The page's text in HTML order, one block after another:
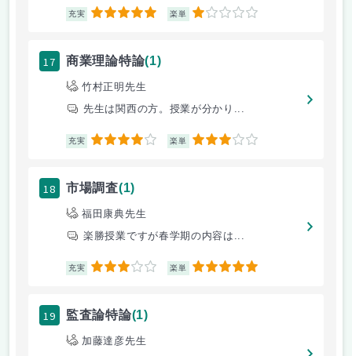
充実 5 楽単 1
17 商業理論特論(1)
竹村正明先生
先生は関西の方。授業が分かり...
充実 4 楽単 3
18 市場調査(1)
福田康典先生
楽勝授業ですが春学期の内容は...
充実 3 楽単 5
19 監査論特論(1)
加藤達彦先生